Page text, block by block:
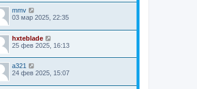
mmv
03 мар 2025, 22:35
hxteblade
25 фев 2025, 16:13
a321
24 фев 2025, 15:07